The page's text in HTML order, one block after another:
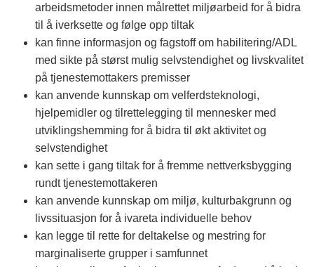
arbeidsmetoder innen målrettet miljøarbeid for å bidra
til å iverksette og følge opp tiltak
kan finne informasjon og fagstoff om habilitering/ADL
med sikte på størst mulig selvstendighet og livskvalitet
på tjenestemottakers premisser
kan anvende kunnskap om velferdsteknologi,
hjelpemidler og tilrettelegging til mennesker med
utviklingshemming for å bidra til økt aktivitet og
selvstendighet
kan sette i gang tiltak for å fremme nettverksbygging
rundt tjenestemottakeren
kan anvende kunnskap om miljø, kulturbakgrunn og
livssituasjon for å ivareta individuelle behov
kan legge til rette for deltakelse og mestring for
marginaliserte grupper i samfunnet